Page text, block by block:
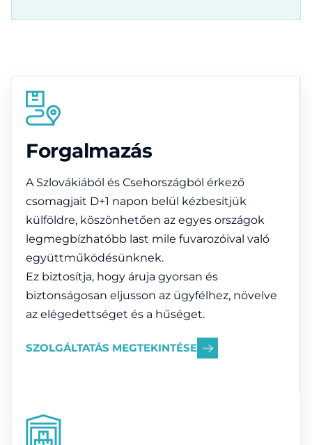
Forgalmazás
A Szlovákiából és Csehországból érkező
csomagjait D+1 napon belül kézbesítjük
külföldre, köszönhetően az egyes országok
legmegbízhatóbb last mile fuvarozóival való
együttműködésünknek.
Ez biztosítja, hogy áruja gyorsan és
biztonságosan eljusson az ügyfélhez, növelve
az elégedettséget és a hűséget.
SZOLGÁLTATÁS MEGTEKINTÉSE